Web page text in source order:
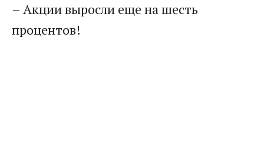
– Акции выросли еще на шесть
процентов!